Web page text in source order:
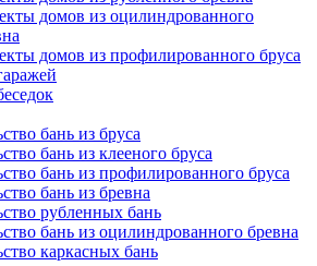
домов из оцилиндрованного
домов из профилированного бруса
бань из бруса
бань из клееного бруса
бань из профилированного бруса
бань из бревна
рубленных бань
бань из оцилиндрованного бревна
каркасных бань